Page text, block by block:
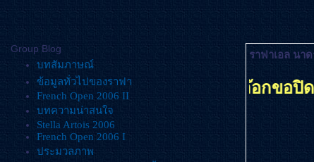
Group Blog
บทสัมภาษณ์
ข้อมูลทั่วไปของราฟา
French Open 2006 II
บทความน่าสนใจ
Stella Artois 2006
French Open 2006 I
ประมวลภาพ
ราฟาเอล นา
.... ราฟาบล๊อกขอปิดลงโดยถา